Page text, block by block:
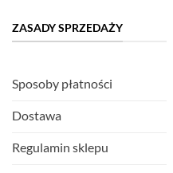
ZASADY SPRZEDAŻY
Sposoby płatności
Dostawa
Regulamin sklepu